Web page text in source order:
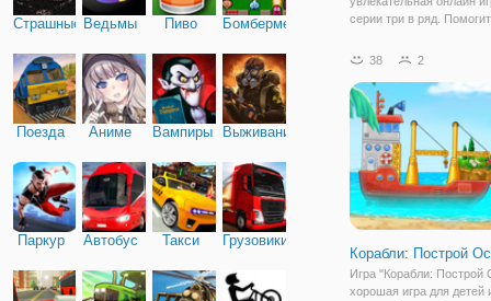
Страшные Ведьмы Пиво Бомбермен
Поезда Аниме Вампиры Выживание
Паркур Автобус Такси Грузовики
серии три в ряд.
обогатиться, используя
игровом поле вы видите
38 2
Корабли: Построй
Игра "Корабли: Построй
хорошая игра для детей